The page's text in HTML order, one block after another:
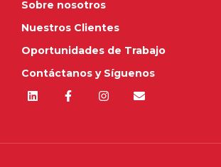
Sobre nosotros
Nuestros Clientes
Oportunidades de Trabajo
Contáctanos y Síguenos